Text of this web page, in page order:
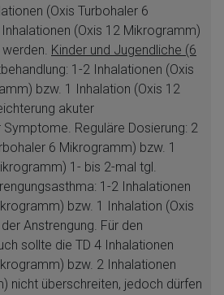
(Oxis Turbohaler 6
(Oxis 12 Mikrogramm)
Kinder und Jugendliche (6
1-2 Inhalationen (Oxis
bzw. 1 Inhalation (Oxis 12
akuter
Reguläre Dosierung: 2
6 Mikrogramm) bzw. 1
1- bis 2-mal tgl.
1-2 Inhalationen
bzw. 1 Inhalation (Oxis
Anstrengung. Für den
sollte die TD 4 Inhalationen
bzw. 2 Inhalationen
nicht überschreiten, jedoch dürfen